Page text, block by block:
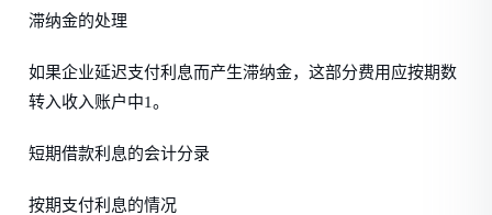
滞纳金的处理
如果企业延迟支付利息而产生滞纳金，这部分费用应按期数
转入收入账户中1。
短期借款利息的会计分录
按期支付利息的情况